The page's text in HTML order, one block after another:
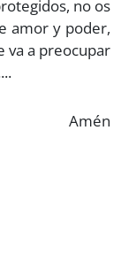
no os
amor y poder,
va a preocupar
Amén